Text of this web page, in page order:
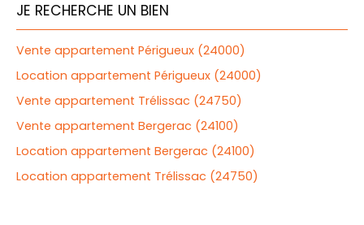
JE RECHERCHE UN BIEN
Vente appartement Périgueux (24000)
Location appartement Périgueux (24000)
Vente appartement Trélissac (24750)
Vente appartement Bergerac (24100)
Location appartement Bergerac (24100)
Location appartement Trélissac (24750)